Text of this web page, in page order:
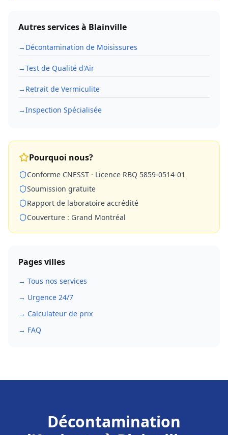
Autres services à Blainville
→ Décontamination de Moisissures
→Test de Qualité d'Air
→ Retrait de Vermiculite
→Inspection Spécialisée
Pourquoi nous?
Conforme CNESST · Licence RBQ 5859-0514-01
Soumission gratuite
Rapport de laboratoire accrédité
Couverture : Grand Montréal
Pages villes
→ Tous nos services
→ Urgence 24/7
→ Calculateur de prix
→ FAQ
Décontamination